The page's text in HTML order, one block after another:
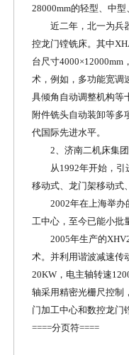
28000mm的轻型、中
近二年，北一为兵器
控龙门镗铣床。其中
台尺寸
术，例如，多功能宽
具倾角自动调整机构等
附件铣头自动装卸等多
代国际先进水平。
2、济南二机床集团
从1992年开始，引进
移动式、龙门架移动式
2002年在上海举办的
工中心，至今已能小批
2005年生产的
术。并利用谐波减速传
20KW，电主轴转速
轴采用精密光栅尺控制
门加工中心和数控龙门
====分页符====